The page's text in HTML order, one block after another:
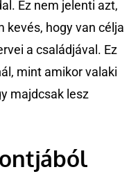
Ez nem jelenti azt,
kevés, hogy van célja
a családjával. Ez
mint amikor valaki
majdcsak lesz